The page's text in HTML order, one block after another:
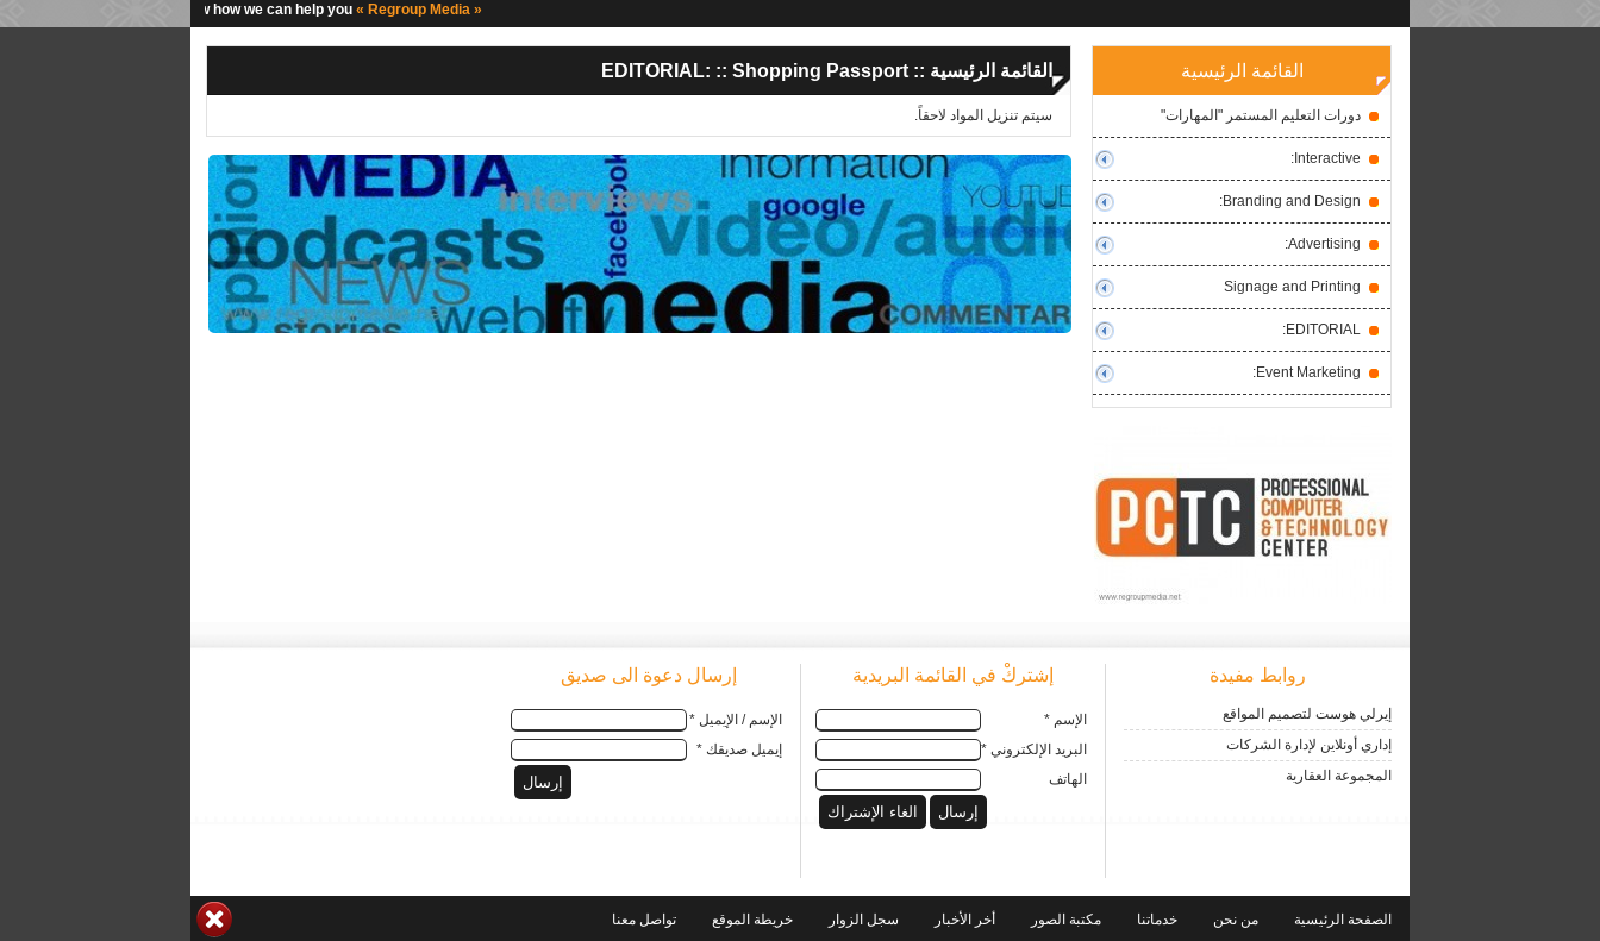
Let us know how we can help you « Regroup Media »
القائمة الرئيسية
دورات التعليم المستمر "المهارات"
Interactive:
Branding and Design:
Advertising:
Signage and Printing
EDITORIAL:
Event Marketing:
القائمة الرئيسية :: EDITORIAL: :: Shopping Passport
سيتم تنزيل المواد لاحقاً.
روابط مفيدة
إيرلي هوست لتصميم المواقع
إداري أونلاين لإدارة الشركات
المجموعة العقارية
إشتركْ في القائمة البريدية
الإسم *
البريد الإلكتروني *
الهاتف
إرسال دعوة الى صديق
الإسم / الإيميل *
إيميل صديقك *
الصفحة الرئيسية من نحن خدماتنا مكتبة الصور أخر الأخبار سجل الزوار خريطة الموقع تواصل معنا